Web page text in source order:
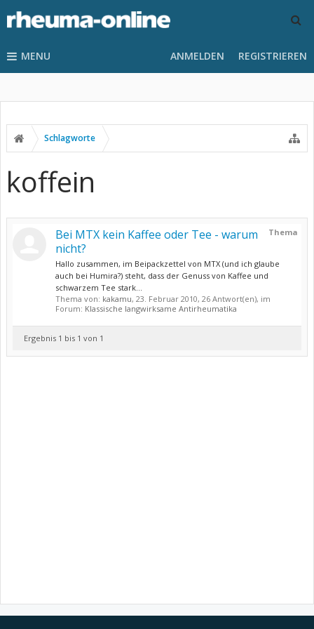
MENU ANMELDEN REGISTRIEREN
Schlagworte
koffein
Thema
Bei MTX kein Kaffee oder Tee - warum
nicht?
Hallo zusammen, im Beipackzettel von MTX (und ich glaube
auch bei Humira?) steht, dass der Genuss von Kaffee und
schwarzem Tee stark...
Thema von: kakamu, 23. Februar 2010, 26 Antwort(en), im
Forum: Klassische langwirksame Antirheumatika
Ergebnis 1 bis 1 von 1